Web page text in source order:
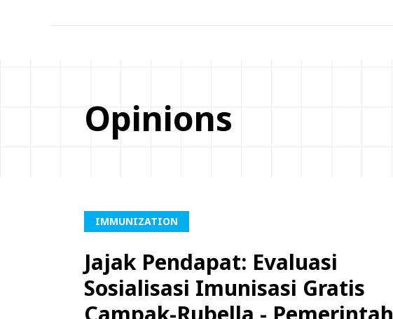
Opinions
IMMUNIZATION
Jajak Pendapat: Evaluasi
Sosialisasi Imunisasi Gratis